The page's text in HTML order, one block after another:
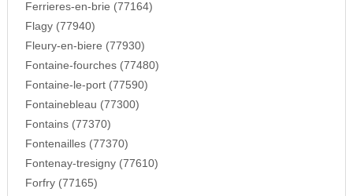
Ferrieres-en-brie (77164)
Flagy (77940)
Fleury-en-biere (77930)
Fontaine-fourches (77480)
Fontaine-le-port (77590)
Fontainebleau (77300)
Fontains (77370)
Fontenailles (77370)
Fontenay-tresigny (77610)
Forfry (77165)